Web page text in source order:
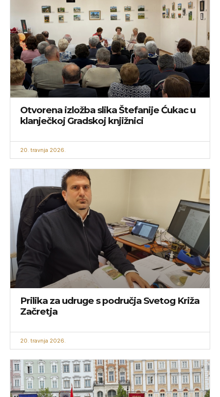
Otvorena izložba slika Štefanije Ćukac u
klanječkoj Gradskoj knjižnici
20. travnja 2026.
Prilika za udruge s područja Svetog Križa
Začretja
20. travnja 2026.